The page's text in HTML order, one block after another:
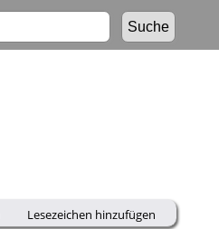
Lesezeichen hinzufügen